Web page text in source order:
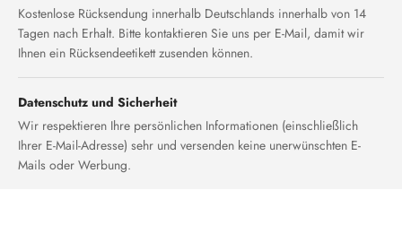
Kostenlose Rücksendung innerhalb Deutschlands innerhalb von 14
Tagen nach Erhalt. Bitte kontaktieren Sie uns per E-Mail, damit wir
Ihnen ein Rücksendeetikett zusenden können.
Datenschutz und Sicherheit
Wir respektieren Ihre persönlichen Informationen (einschließlich
Ihrer E-Mail-Adresse) sehr und versenden keine unerwünschten E-
Mails oder Werbung.